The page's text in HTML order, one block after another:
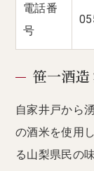
電話番
号
笹一酒造
自家井戸から
の酒米を使用
る山梨県民の